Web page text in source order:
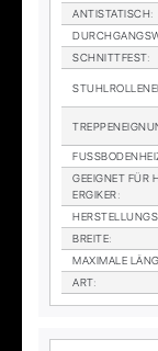
AN­TI­STA­TISCH:
SCHNITT­FEST:
GE­EIG­NET FÜR
ER­GI­KER:
BREI­TE:
MA­XI­MA­LE
ART: